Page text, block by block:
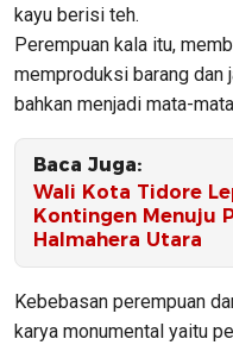
kayu berisi teh.
Perempuan kala itu,
memproduksi barang dan
bahkan menjadi mata-
Baca Juga:
​Wali Kota Tidore
Kontingen Menuju
Halmahera Utara
Kebebasan perempuan
karya monumental yaitu